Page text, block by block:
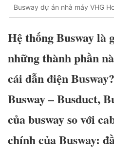
Busway dự án nhà máy VHG
Hệ thống Busway là
những thành phần
cái dẫn điện
Busway – Busduct,
của busway so với
chính của Busway: